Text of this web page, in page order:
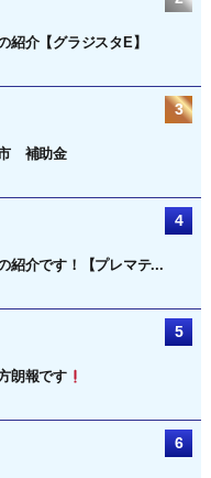
紹介【グラジスタE】
補助金
紹介です！【プレマテ...
朗報です